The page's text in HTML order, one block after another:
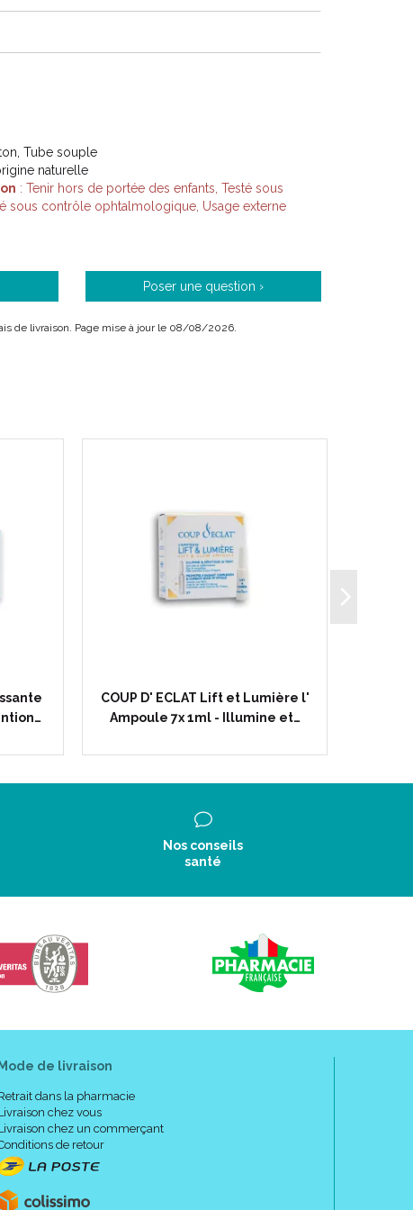
Tube souple
naturelle
: Tenir hors de portée des enfants, Testé sous
sous contrôle ophtalmologique, Usage externe
Poser une question ›
de livraison. Page mise à jour le 08/08/2026.
COUP D' ECLAT Lift et Lumière l'
Ampoule 7x 1ml - Illumine et…
Nos conseils
santé
Mode de livraison
dans la pharmacie
chez vous
chez un commerçant
de retour